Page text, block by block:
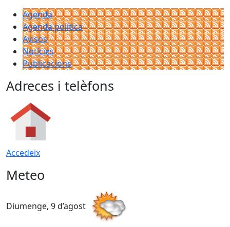
Agenda
Agenda política
Avisos
Notícies
Publicacions
Adreces i telèfons
Accedeix
Meteo
Diumenge, 9 d’agost